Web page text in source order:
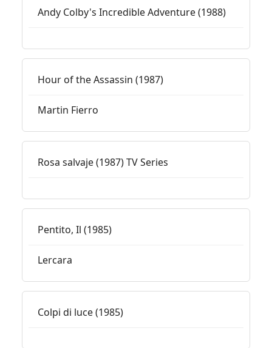
Andy Colby's Incredible Adventure (1988)
Hour of the Assassin (1987)
Martin Fierro
Rosa salvaje (1987) TV Series
Pentito, Il (1985)
Lercara
Colpi di luce (1985)